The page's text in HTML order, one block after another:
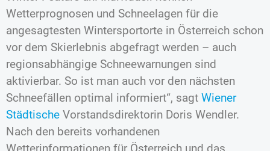
Wetterprognosen und Schneelagen für die
angesagtesten Wintersportorte in Österreich schon
vor dem Skierlebnis abgefragt werden – auch
regionsabhängige Schneewarnungen sind
aktivierbar. So ist man auch vor den nächsten
Schneefällen optimal informiert“, sagt Wiener
Städtische Vorstandsdirektorin Doris Wendler.
Nach den bereits vorhandenen
Wetterinformationen für Österreich und das